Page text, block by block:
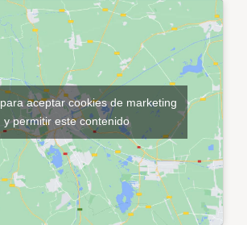
aceptar cookies de marketing
y permitir este contenido